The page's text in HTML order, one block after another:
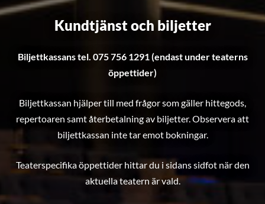
Kundtjänst och biljetter
Biljettkassans tel. 075 756 1291 (endast under teaterns
öppettider)
Biljettkassan hjälper till med frågor som gäller hittegods,
repertoaren samt återbetalning av biljetter. Observera att
biljettkassan inte tar emot bokningar.
Teaterspecifika öppettider hittar du i sidans sidfot när den
aktuella teatern är vald.